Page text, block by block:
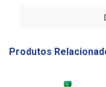
Produtos